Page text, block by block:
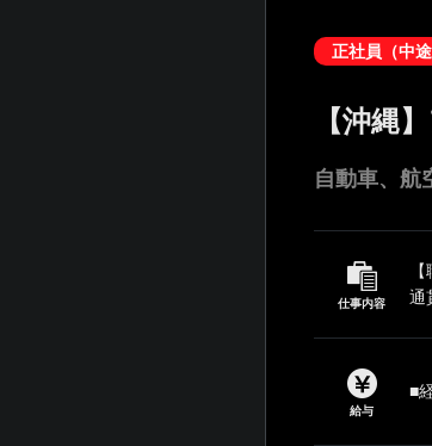
正社員（中途
【沖縄
自動車、航
仕事内容
通
給与
■